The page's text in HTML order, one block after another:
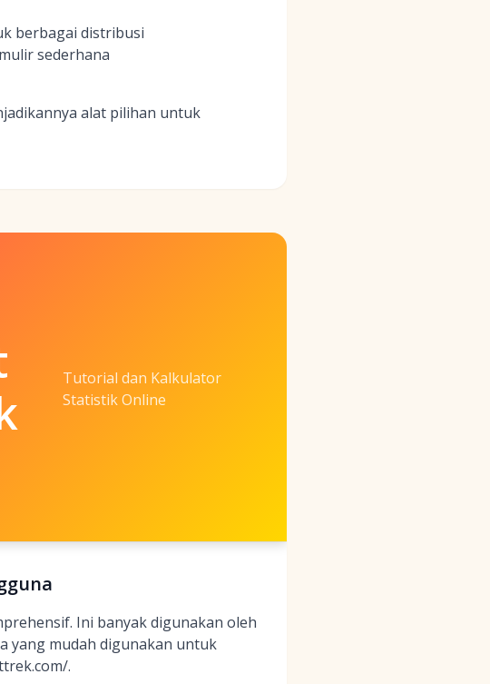
berbagai distribusi
sederhana
alat pilihan untuk
Tutorial dan Kalkulator
Statistik Online
Ini banyak digunakan oleh
yang mudah digunakan untuk
.